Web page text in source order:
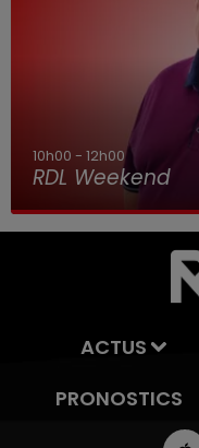
10h00 - 12h00
RDL Weekend
ACTUS
PRONOSTICS